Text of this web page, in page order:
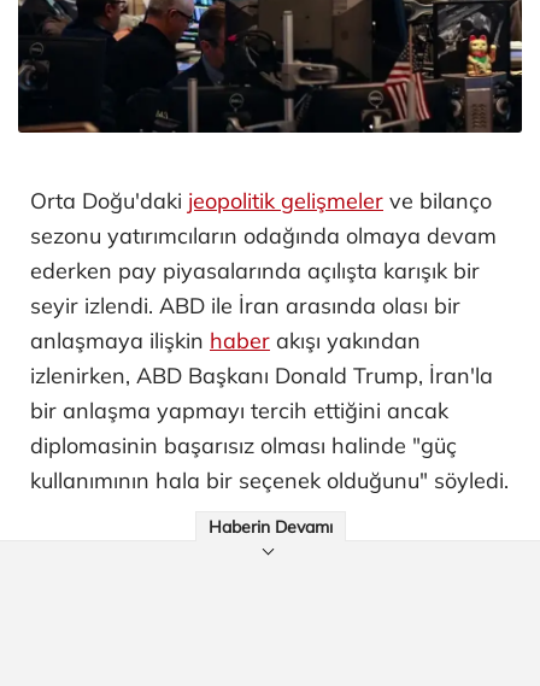
Orta Doğu'daki jeopolitik gelişmeler ve bilanço
sezonu yatırımcıların odağında olmaya devam
ederken pay piyasalarında açılışta karışık bir
seyir izlendi. ABD ile İran arasında olası bir
anlaşmaya ilişkin haber akışı yakından
izlenirken, ABD Başkanı Donald Trump, İran'la
bir anlaşma yapmayı tercih ettiğini ancak
diplomasinin başarısız olması halinde "güç
kullanımının hala bir seçenek olduğunu" söyledi.
Haberin Devamı